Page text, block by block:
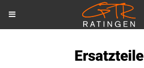
Ersatzteile